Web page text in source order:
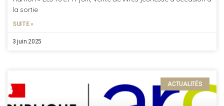
la sortie
SUITE »
3 juin 2025
ACTUALITÉS